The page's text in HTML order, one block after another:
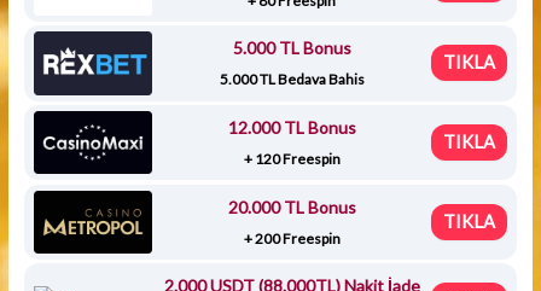
5.000 TL Bonus
5.000 TL Bedava Bahis
TIKLA
12.000 TL Bonus
+ 120 Freespin
TIKLA
20.000 TL Bonus
+ 200 Freespin
TIKLA
2.000 USDT (88.000TL) Nakit İade